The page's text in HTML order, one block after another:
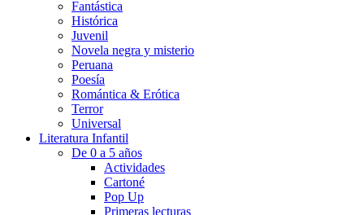
Fantástica
Histórica
Juvenil
Novela negra y misterio
Peruana
Poesía
Romántica & Erótica
Terror
Universal
Literatura Infantil
De 0 a 5 años
Actividades
Cartoné
Pop Up
Primeras lecturas